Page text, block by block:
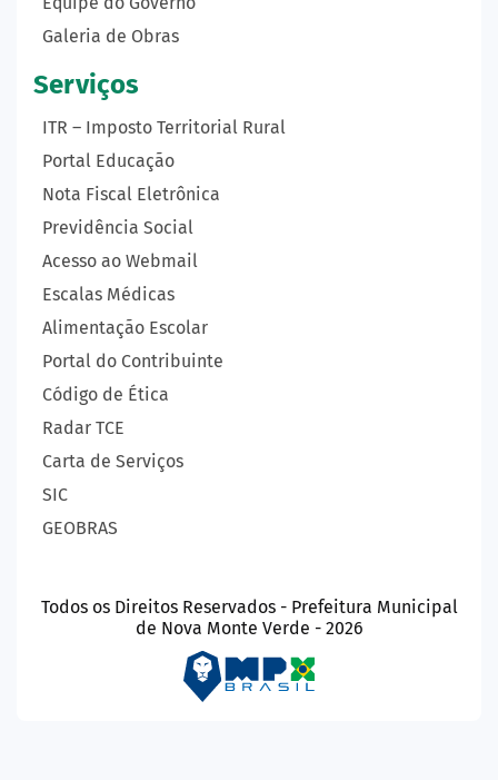
Galeria de Obras
Serviços
ITR – Imposto Territorial Rural
Portal Educação
Nota Fiscal Eletrônica
Previdência Social
Acesso ao Webmail
Escalas Médicas
Alimentação Escolar
Portal do Contribuinte
Código de Ética
Radar TCE
Carta de Serviços
SIC
GEOBRAS
Todos os Direitos Reservados - Prefeitura Municipal
de Nova Monte Verde - 2026